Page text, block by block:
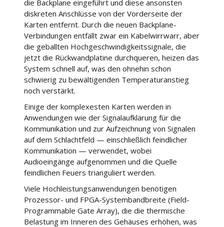
die Backplane eingeführt und diese ansonsten
diskreten Anschlüsse von der Vorderseite der
Karten entfernt. Durch die neuen Backplane-
Verbindungen entfällt zwar ein Kabelwirrwarr, aber
die geballten Hochgeschwindigkeitssignale, die
jetzt die Rückwandplatine durchqueren, heizen das
System schnell auf, was den ohnehin schon
schwierig zu bewältigenden Temperaturanstieg
noch verstärkt.
Einige der komplexesten Karten werden in
Anwendungen wie der Signalaufklärung für die
Kommunikation und zur Aufzeichnung von Signalen
auf dem Schlachtfeld — einschließlich feindlicher
Kommunikation — verwendet, wobei
Audioeingänge aufgenommen und die Quelle
feindlichen Feuers trianguliert werden.
Viele Hochleistungsanwendungen benötigen
Prozessor- und FPGA-Systembandbreite (Field-
Programmable Gate Array), die die thermische
Belastung im Inneren des Gehäuses erhöhen, was